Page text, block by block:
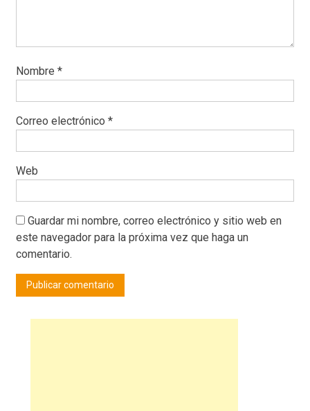
Nombre *
Correo electrónico *
Web
Guardar mi nombre, correo electrónico y sitio web en
este navegador para la próxima vez que haga un
comentario.